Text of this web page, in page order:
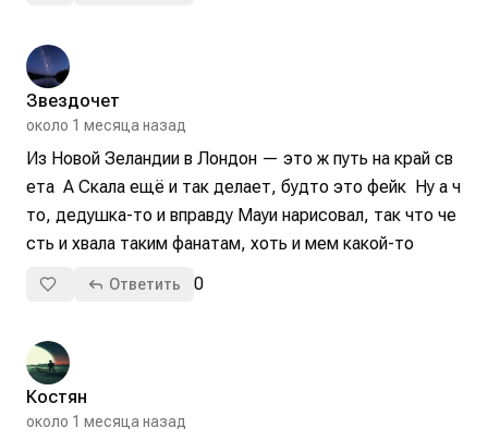
Звездочет
около 1 месяца назад
Из Новой Зеландии в Лондон — это ж путь на край св
ета  А Скала ещё и так делает, будто это фейк  Ну а ч
то, дедушка-то и вправду Мауи нарисовал, так что че
сть и хвала таким фанатам, хоть и мем какой-то
Ответить 0
Костян
около 1 месяца назад